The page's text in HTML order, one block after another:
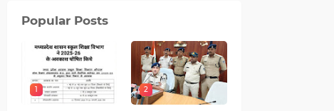
Popular Posts
1 2